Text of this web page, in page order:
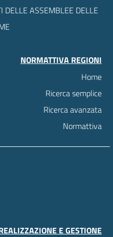
DELLE ASSEMBLEE DELLE
NORMATTIVA REGIONI
Home
Ricerca semplice
Ricerca avanzata
Normattiva
E GESTIONE